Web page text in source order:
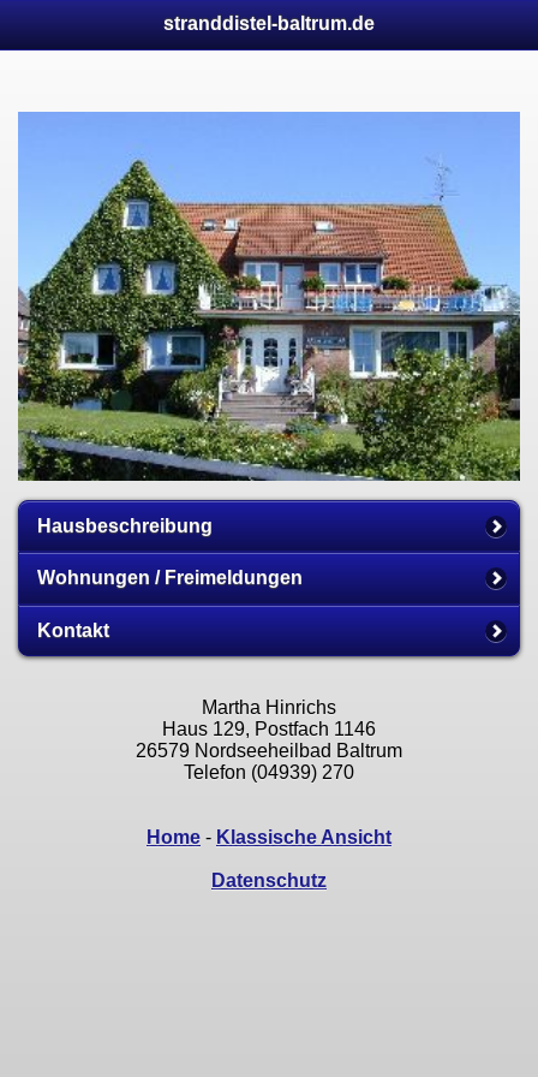
stranddistel-baltrum.de
Hausbeschreibung
Wohnungen / Freimeldungen
Kontakt
Martha Hinrichs
Haus 129, Postfach 1146
26579 Nordseeheilbad Baltrum
Telefon (04939) 270
Home - Klassische Ansicht
Datenschutz